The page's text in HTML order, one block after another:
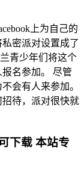
上为自己的
密派对设置成了
青少年们将这个
名参加。 尽管
会有人来参加。
待，派对很快就
下载 本站专